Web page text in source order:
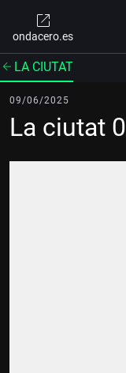
ondacero.es
LA CIUTAT
09/06/2025
La ciutat